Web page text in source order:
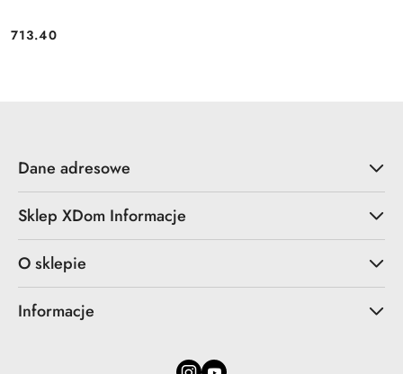
Cena:
713.40
Dane adresowe
Sklep XDom Informacje
O sklepie
Informacje